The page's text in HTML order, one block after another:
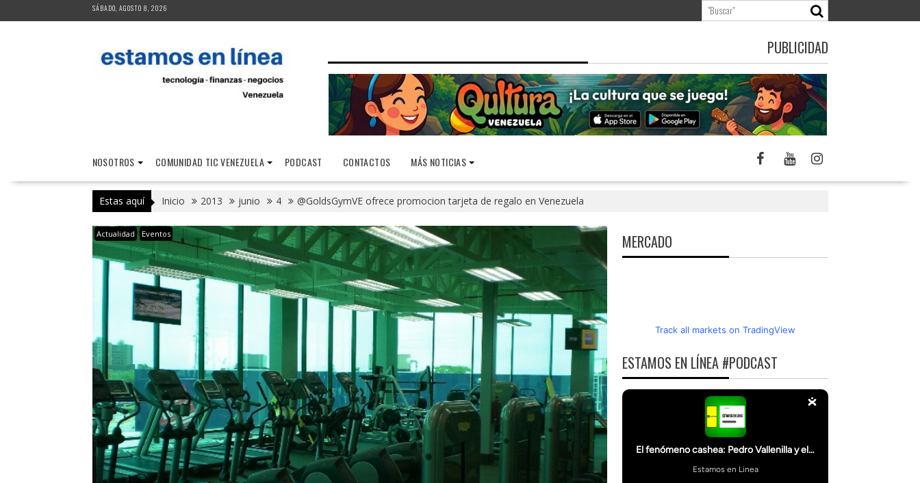
al
SÁBADO, AGOSTO 8, 2026
PUBLICIDAD
NOSOTROS COMUNIDAD TIC VENEZUELA PODCAST CONTACTOS MÁS NOTICIAS
Estas aquí Inicio 2013 junio 4 @GoldsGymVE ofrece promocion tarjeta de regalo en Venezuela
Actualidad Eventos MERCADO
Track all markets on TradingView
ESTAMOS EN LÍNEA #PODCAST